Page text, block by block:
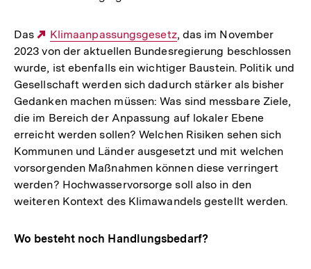
Das
Externer
Link:
Klimaanpassungsgesetz, das im November
2023 von der aktuellen Bundesregierung beschlossen
wurde, ist ebenfalls ein wichtiger Baustein. Politik und
Gesellschaft werden sich dadurch stärker als bisher
Gedanken machen müssen: Was sind messbare Ziele,
die im Bereich der Anpassung auf lokaler Ebene
erreicht werden sollen? Welchen Risiken sehen sich
Kommunen und Länder ausgesetzt und mit welchen
vorsorgenden Maßnahmen können diese verringert
werden? Hochwasservorsorge soll also in den
weiteren Kontext des Klimawandels gestellt werden.
Wo besteht noch Handlungsbedarf?